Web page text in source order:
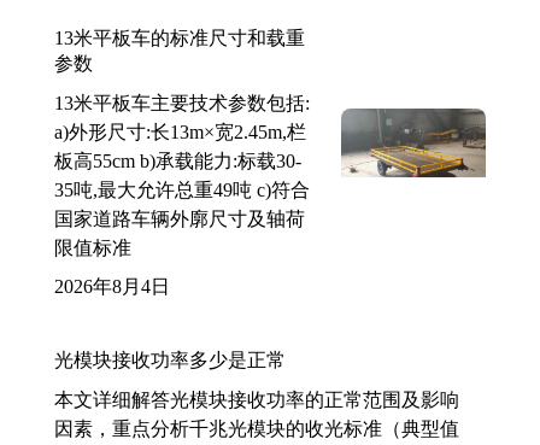
13米平板车的标准尺寸和载重
参数
13米平板车主要技术参数包括:
a)外形尺寸:长13m×宽2.45m,栏
板高55cm b)承载能力:标载30-
35吨,最大允许总重49吨 c)符合
国家道路车辆外廓尺寸及轴荷
限值标准
2026年8月4日
光模块接收功率多少是正常
本文详细解答光模块接收功率的正常范围及影响
因素，重点分析千兆光模块的收光标准（典型值